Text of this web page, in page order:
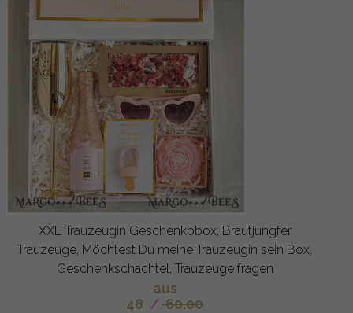
XXL Trauzeugin Geschenkbbox, Brautjungfer
Trauzeuge, Möchtest Du meine Trauzeugin sein Box,
Geschenkschachtel, Trauzeuge fragen
aus
48 / 60.00